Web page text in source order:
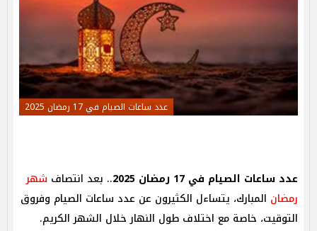
عدد ساعات الصيام في 17 رمضان 2025
عدد ساعات الصيام في 17 رمضان 2025 .. بعد انتصاف شهر
رمضان المبارك، يتساءل الكثيرون عن عدد ساعات الصيام وفروق
التوقيت، خاصة مع اختلاف طول النهار خلال الشهر الكريم.